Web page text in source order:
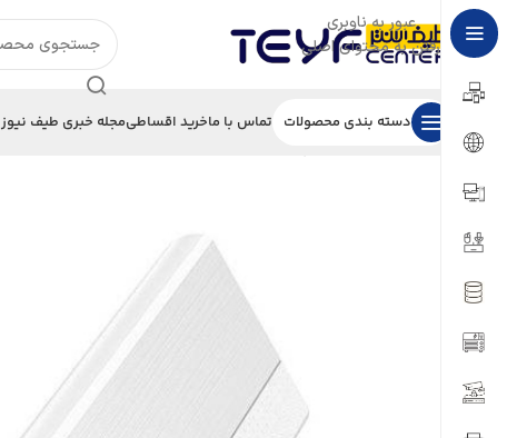
عبور به ناوبری
رفتن به محتوای اصلی
دسته بندی محصولات تماس با ماخرید اقساطیمجله خبری طیف نیوز
خانه